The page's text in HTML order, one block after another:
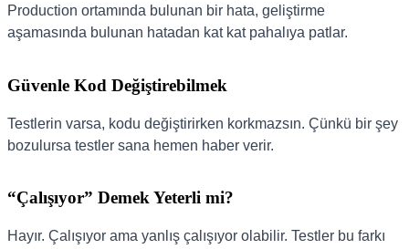
Production ortamında bulunan bir hata, geliştirme
aşamasında bulunan hatadan kat kat pahalıya patlar.
Güvenle Kod Değiştirebilmek
Testlerin varsa, kodu değiştirirken korkmazsın. Çünkü bir şey
bozulursa testler sana hemen haber verir.
“Çalışıyor” Demek Yeterli mi?
Hayır. Çalışıyor ama yanlış çalışıyor olabilir. Testler bu farkı